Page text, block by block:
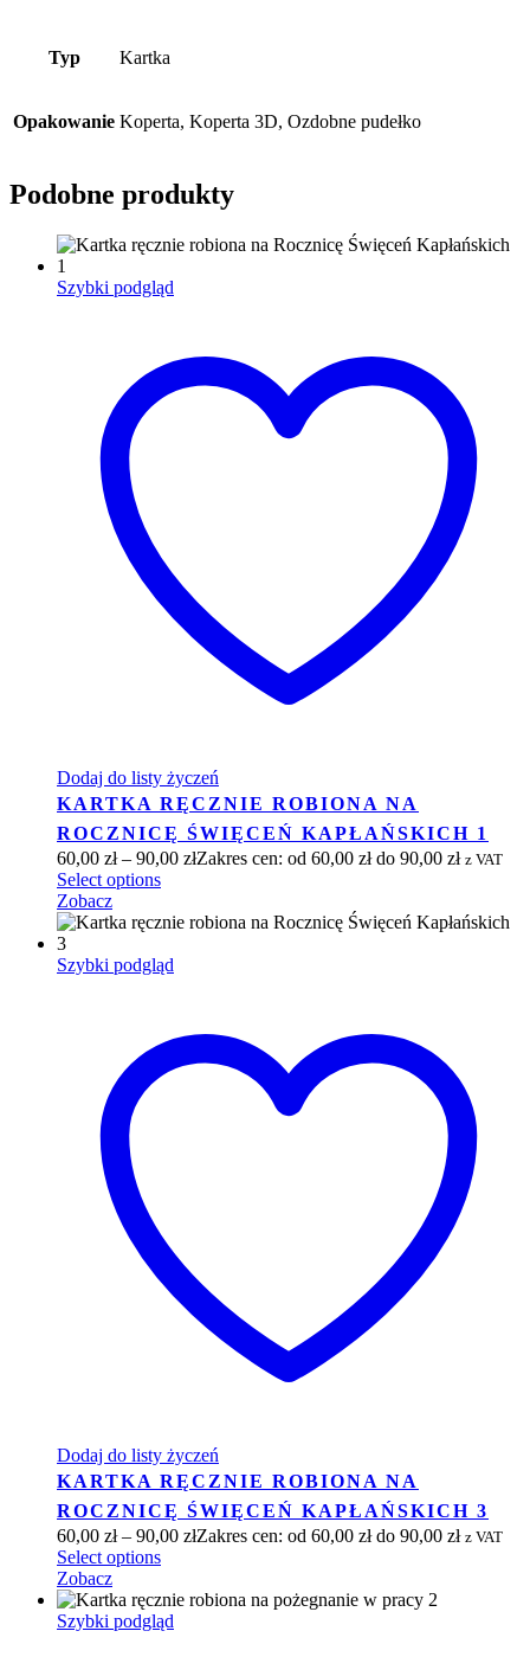
Typ Kartka
Opakowanie Koperta, Koperta 3D, Ozdobne pudełko
Podobne produkty
Szybki podgląd
Dodaj do listy życzeń
KARTKA RĘCZNIE ROBIONA NA
ROCZNICĘ ŚWIĘCEŃ KAPŁAŃSKICH 1
60,00 zł – 90,00 złZakres cen: od 60,00 zł do 90,00 zł z VAT
Select options
Zobacz
Szybki podgląd
Dodaj do listy życzeń
KARTKA RĘCZNIE ROBIONA NA
ROCZNICĘ ŚWIĘCEŃ KAPŁAŃSKICH 3
60,00 zł – 90,00 złZakres cen: od 60,00 zł do 90,00 zł z VAT
Select options
Zobacz
Szybki podgląd